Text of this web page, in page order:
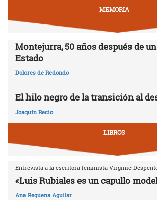
MEMORIA
Montejurra, 50 años después de
Estado
Dolores de Redondo
El hilo negro de la transición al
Joaquín Recio
LIBROS
Entrevista a la escritora feminista Virginie
«Luis Rubiales es un capullo
Ana Requena Aguilar